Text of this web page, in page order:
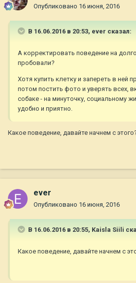
Опубликовано 16 июня, 2016
В 16.06.2016 в 20:53, ever сказал:
А корректировать поведение на
пробовали?
Хотя купить клетку и запереть в ней
потом постить фото и уверять всех,
собаке - на минуточку, социальному
удобно и приятно.
Какое поведение, давайте начнем с
ever
Опубликовано 16 июня, 2016
В 16.06.2016 в 20:55, Kaisla Siili
Какое поведение, давайте начнем с